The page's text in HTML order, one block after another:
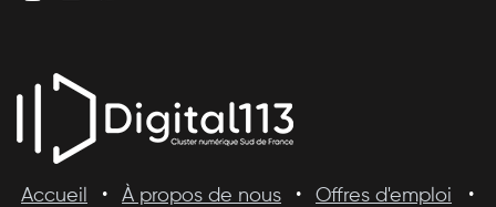
Accueil • À propos de nous • Offres d'emploi •